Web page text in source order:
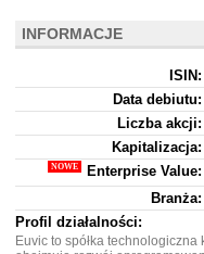
INFORMACJE
ISIN:
Data debiutu:
Liczba akcji:
Kapitalizacja:
Enterprise Value:
Branża:
Profil działalności:
Euvic to spółka technologiczna